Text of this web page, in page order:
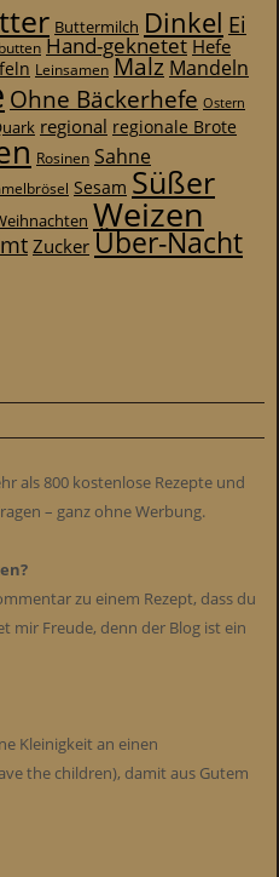
Buttermilch Dinkel Ei
Hand-geknetet Hefe
Leinsamen Malz Mandeln
Ohne Bäckerhefe Ostern
regional regionale Brote
Rosinen Sahne
Sesam Süßer
Weizen
ZuckerÜber-Nacht
als 800 kostenlose Rezepte und
– ganz ohne Werbung.
zu einem Rezept, dass du
mir Freude, denn der Blog ist ein
Kleinigkeit an einen
the children), damit aus Gutem